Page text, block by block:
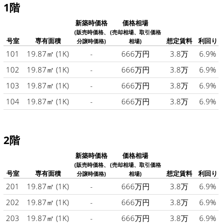
1階
号室 専有面積
新築時価格
(販売時価格、
分譲時価格)
価格相場
(売却相場、取引価格
相場)
想定賃料 利回り
101 19.87㎡ (1K) - 666万円 3.8万
6.9%
102
19.87㎡ (1K) - 666万円 3.8万
6.9%
103
19.87㎡ (1K) - 666万円 3.8万
6.9%
104
19.87㎡ (1K) - 666万円 3.8万 6.9%
2階
号室 専有面積
新築時価格
(販売時価格、
分譲時価格)
価格相場
(売却相場、取引価格
相場)
想定賃料 利回り
201 19.87㎡ (1K) - 666万円 3.8万
6.9%
202
19.87㎡ (1K) - 666万円 3.8万
6.9%
203
19.87㎡ (1K) - 666万円 3.8万
6.9%